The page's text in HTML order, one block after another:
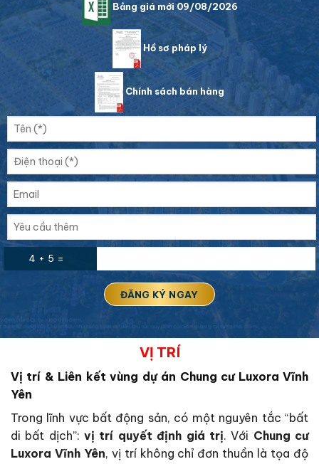
Bảng giá mới 09/08/2026
Hồ sơ pháp lý
Chính sách bán hàng
4 + 5 =
VỊ TRÍ
Vị trí & Liên kết vùng dự án Chung cư Luxora Vĩnh
Yên
Trong lĩnh vực bất động sản, có một nguyên tắc “bất
di bất dịch”:vị trí quyết định giá trị. Với Chung cư
Luxora Vĩnh Yên, vị trí không chỉ đơn thuần là tọa độ